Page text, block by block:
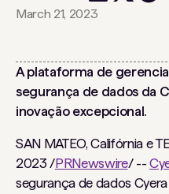
March 21, 2023
A plataforma de
segurança de dados da
inovação excepcional.
SAN MATEO, Califórnia e
2023 /PRNewswire/ --
segurança de dados